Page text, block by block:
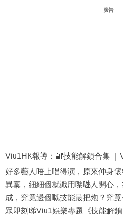
廣告
Viu1HK報導：🔐技能解鎖合集 ｜
好多藝人唔止唱得演，原來仲身
異稟，細細個就識用嚟𠱁人開心
成，究竟邊個嘅技能最把炮？究
眾即刻睇Viu1娛樂專題《技能解鎖